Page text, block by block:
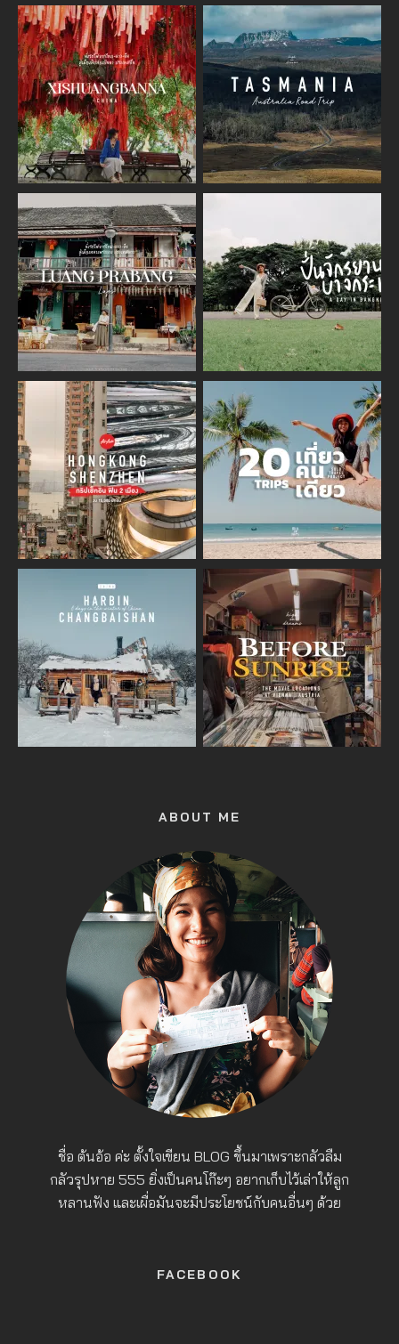
ABOUT ME
ชื่อ ต้นอ้อ ค่ะ ตั้งใจเขียน BLOG ขึ้นมาเพราะกลัวลืม
กลัวรุปหาย 555 ยิ่งเป็นคนโก๊ะๆ อยากเก็บไว้เล่าให้ลูก
หลานฟัง และเผื่อมันจะมีประโยชน์กับคนอื่นๆ ด้วย
FACEBOOK